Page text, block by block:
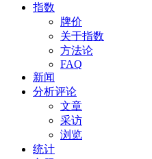
指数
牌价
关于指数
方法论
FAQ
新闻
分析评论
文章
采访
浏览
统计